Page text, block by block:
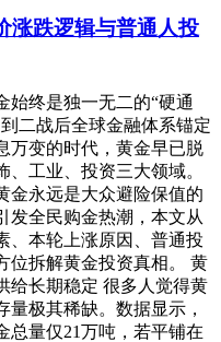
涨跌逻辑与普通人投
始终是独一无二的“硬通
二战后全球金融体系锚定
万变的时代，黄金早已脱
工业、投资三大领域。
金永远是大众避险保值的
发全民购金热潮，本文从
、本轮上涨原因、普通投
位拆解黄金投资真相。 黄
给长期稳定 很多人觉得黄
极其稀缺。数据显示，
总量仅21万吨，若平铺在